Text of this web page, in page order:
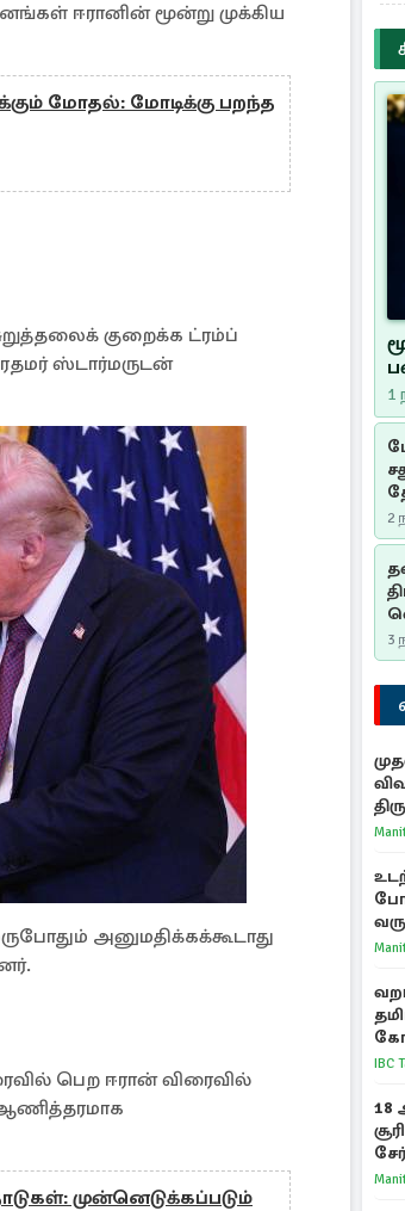
ஈரானின் மூன்று முக்கிய
மோதல்: மோடிக்கு பறந்த
குறைக்க ட்ரம்ப்
ஸ்டார்மருடன்
அனுமதிக்கக்கூடாது
பெற ஈரான் விரைவில்
முன்னெடுக்கப்படும்
1
2
3
IBC
18